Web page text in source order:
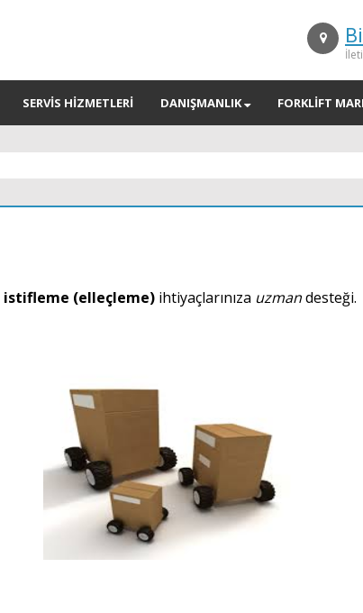
SERVİS HİZMETLERİ DANIŞMANLIK FORKLİFT
istifleme (elleçleme) ihtiyaçlarınıza uzmandesteği.